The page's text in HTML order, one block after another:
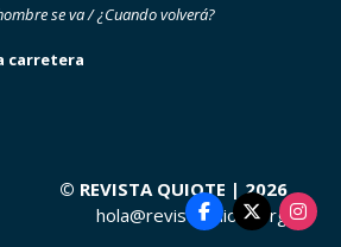
se va / ¿Cuando volverá?
carretera
© REVISTA QUIOTE | 2026
hola@revistaquiote.org